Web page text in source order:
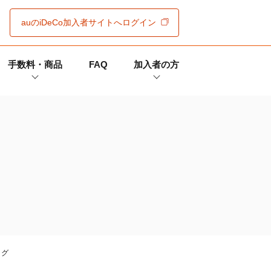
auのiDeCo加入者サイトへログイン
手数料・商品 FAQ 加入者の方